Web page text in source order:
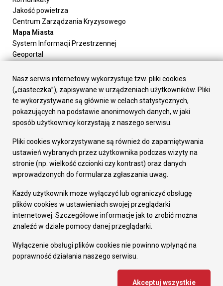
Jakość powietrza
Centrum Zarządzania Kryzysowego
Mapa Miasta
System Informacji Przestrzennej
Geoportal
Załatw sprawę
Prezydent Miasta
Rada Miasta
Wydziały
Elektroniczna Skrzynka Podawcza
Gospodarka
Fundusze europejskie
Środki krajowe
Oferty inwestycyjne
Pozostałe
Deklaracja dostępności
Dane osobowe
Dodaj opinię o witrynie
Nasz serwis internetowy wykorzystuje tzw. pliki cookies
(„ciasteczka”), zapisywane w urządzeniach użytkowników. Pliki
te wykorzystywane są głównie w celach statystycznych,
pokazujących na podstawie anonimowych danych, w jaki
sposób użytkownicy korzystają z naszego serwisu.
Pliki cookies wykorzystywane są również do zapamiętywania
ustawień wybranych przez użytkownika podczas wizyty na
stronie (np. wielkość czcionki czy kontrast) oraz danych
wprowadzonych do formularza zgłaszania uwag.
Każdy użytkownik może wyłączyć lub ograniczyć obsługę
plików cookies w ustawieniach swojej przeglądarki
internetowej. Szczegółowe informacje jak to zrobić można
znaleźć w dziale pomocy danej przeglądarki.
Wyłączenie obsługi plików cookies nie powinno wpłynąć na
poprawność działania naszego serwisu.
Akceptuj wszystkie